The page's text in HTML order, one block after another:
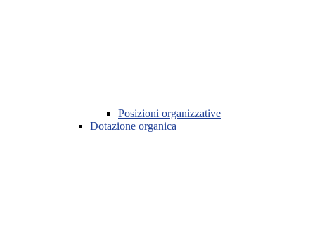
Posizioni organizzative
Dotazione organica